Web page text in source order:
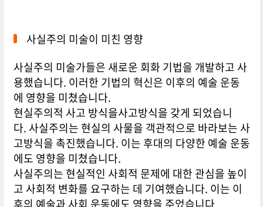
사실주의 미술이 미친 영향
사실주의 미술가들은 새로운 회화 기법을 개발하고 사
용했습니다. 이러한 기법의 혁신은 이후의 예술 운동
에 영향을 미쳤습니다.
현실주의적 사고 방식을사고방식을 갖게 되었습니
다. 사실주의는 현실의 사물을 객관적으로 바라보는 사
고방식을 촉진했습니다. 이는 후대의 다양한 예술 운동
에도 영향을 미쳤습니다.
사실주의는 현실적인 사회적 문제에 대한 관심을 높이
고 사회적 변화를 요구하는 데 기여했습니다. 이는 이